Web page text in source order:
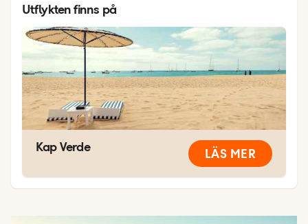
Utflykten finns på
Kap Verde LÄS MER